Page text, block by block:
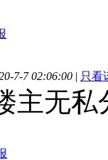
7-7 02:06:00 | 只看
主无私